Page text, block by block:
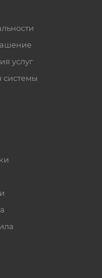
услуг
системы